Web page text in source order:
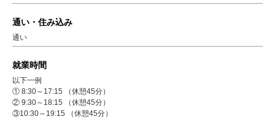
通い・住み込み
通い
就業時間
以下一例
① 8:30～17:15 （休憩45分）
② 9:30～18:15 （休憩45分）
③10:30～19:15 （休憩45分）